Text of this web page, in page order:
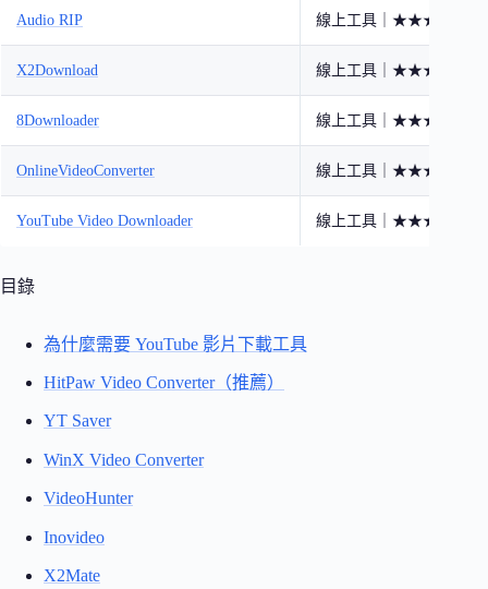
Audio RIP 線上工具｜★★★☆☆
X2Download 線上工具｜★★★☆☆
8Downloader 線上工具｜★★★☆☆
OnlineVideoConverter 線上工具｜★★★☆☆
YouTube Video Downloader 線上工具｜★★★☆☆
目錄
為什麼需要 YouTube 影片下載工具
HitPaw Video Converter（推薦）
YT Saver
WinX Video Converter
VideoHunter
Inovideo
X2Mate